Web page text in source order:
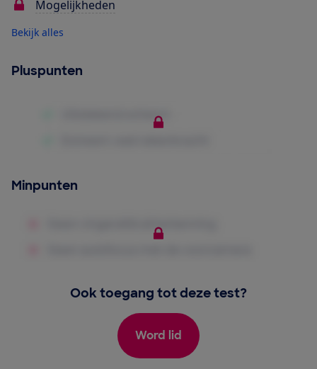
Mogelijkheden
Bekijk alles
Pluspunten
Minpunten
Ook toegang tot deze test?
Word lid